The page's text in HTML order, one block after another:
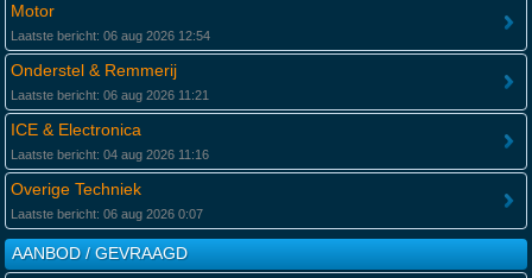
Motor
Laatste bericht: 06 aug 2026 12:54
Onderstel & Remmerij
Laatste bericht: 06 aug 2026 11:21
ICE & Electronica
Laatste bericht: 04 aug 2026 11:16
Overige Techniek
Laatste bericht: 06 aug 2026 0:07
AANBOD / GEVRAAGD